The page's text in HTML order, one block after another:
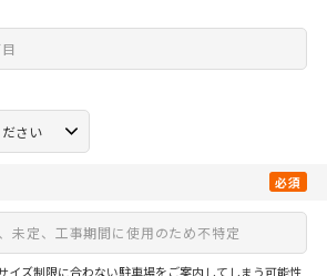
必須
ズ制限に合わない駐車場をご案内してしまう可能性